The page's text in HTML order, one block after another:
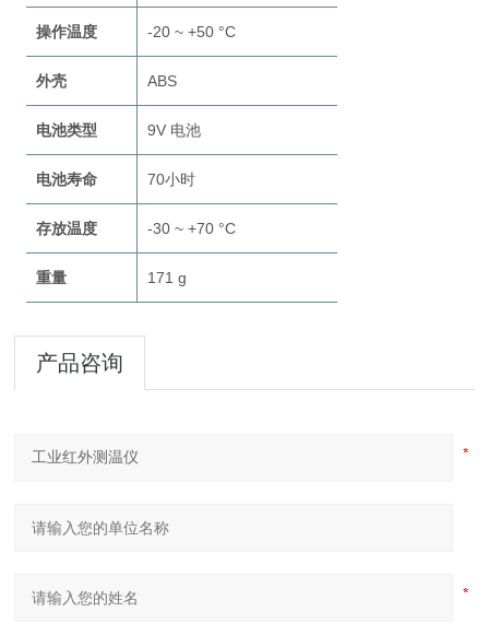
操作温度 -20 ~ +50 °C
外壳 ABS
电池类型 9V 电池
电池寿命 70小时
存放温度 -30 ~ +70 °C
重量 171 g
产品咨询